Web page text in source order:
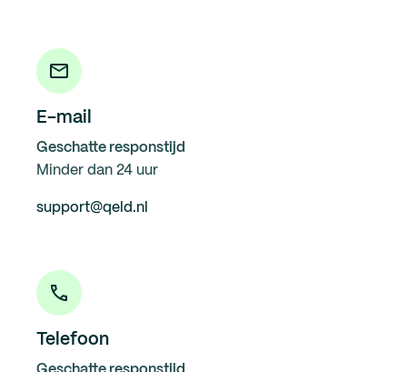
Is de kredietwaardigheid in orde? Dan ontvangt de
ondernemer een gepersonaliseerde offerte die digitaal
digitale ondertekening, het leenbedrag diezelfde dag
nog over. Snel, simpel en veilig.
iedere ondernemer een gepersonaliseerd aanbod
ontvangt.
Je betaalt bij Qeld een vaste maandelijkse prijs voor
het gebruikmaken van de lening, plus een vast
E-mail
Geschatte responstijd
Minder dan 24 uur
support@qeld.nl
Telefoon